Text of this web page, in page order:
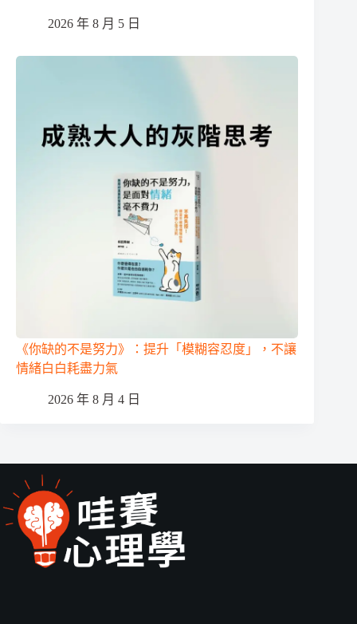
2026 年 8 月 5 日
《你缺的不是努力》：提升「模糊容忍度」，不讓
情緒白白耗盡力氣
2026 年 8 月 4 日